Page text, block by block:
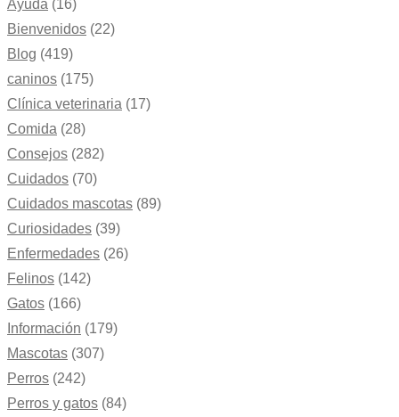
Ayuda (16)
Bienvenidos (22)
Blog (419)
caninos (175)
Clínica veterinaria (17)
Comida (28)
Consejos (282)
Cuidados (70)
Cuidados mascotas (89)
Curiosidades (39)
Enfermedades (26)
Felinos (142)
Gatos (166)
Información (179)
Mascotas (307)
Perros (242)
Perros y gatos (84)